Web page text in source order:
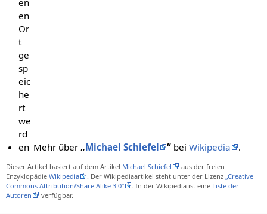
en
Or
t
ge
sp
eic
he
rt
we
rd
en Mehr über „Michael Schiefel “ beiWikipedia .
Dieser Artikel basiert auf dem Artikel Michael Schiefel
aus der freien
Enzyklopädie Wikipedia . Der Wikipediaartikel steht unter der Lizenz „Creative
Commons Attribution/Share Alike 3.0“
. In der Wikipedia ist eine Liste der
Autoren
verfügbar.